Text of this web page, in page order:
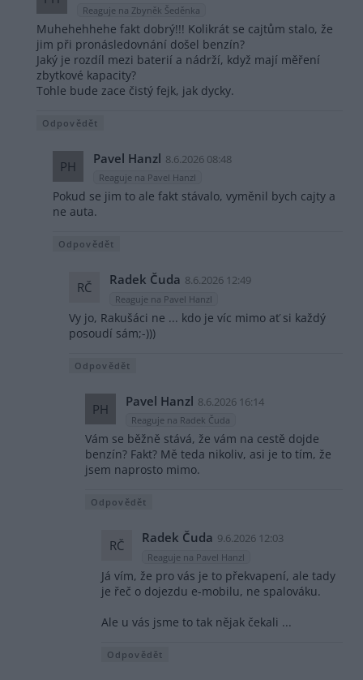
Reaguje na Zbyněk Šeděnka
Muhehehhehe fakt dobrý!!! Kolikrát se cajtům stalo, že
jim při pronásledovnání došel benzín?
Jaký je rozdíl mezi baterií a nádrží, když mají měření
zbytkové kapacity?
Tohle bude zace čistý fejk, jak dycky.
Odpovědět
PH Pavel Hanzl 8.6.2026 08:48
Reaguje na Pavel Hanzl
Pokud se jim to ale fakt stávalo, vyměnil bych cajty a
ne auta.
Odpovědět
RČ Radek Čuda 8.6.2026 12:49
Reaguje na Pavel Hanzl
Vy jo, Rakušáci ne ... kdo je víc mimo ať si každý
posoudí sám;-)))
Odpovědět
PH Pavel Hanzl 8.6.2026 16:14
Reaguje na Radek Čuda
Vám se běžně stává, že vám na cestě dojde
benzín? Fakt? Mě teda nikoliv, asi je to tím, že
jsem naprosto mimo.
Odpovědět
RČ Radek Čuda 9.6.2026 12:03
Reaguje na Pavel Hanzl
Já vím, že pro vás je to překvapení, ale tady
je řeč o dojezdu e-mobilu, ne spalováku.
Ale u vás jsme to tak nějak čekali ...
Odpovědět